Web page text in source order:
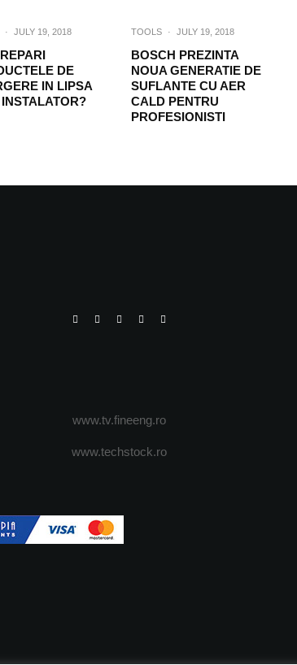
· JULY 19, 2018
DE
IN LIPSA
TOOLS · JULY 19, 2018
BOSCH PREZINTA
NOUA GENERATIE DE
SUFLANTE CU AER
CALD PENTRU
PROFESIONISTI
www.tv.fineeng.ro
www.techstock.ro